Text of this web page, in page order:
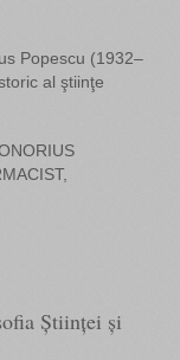
Popescu (1932–
al ştiinţe
Științei și